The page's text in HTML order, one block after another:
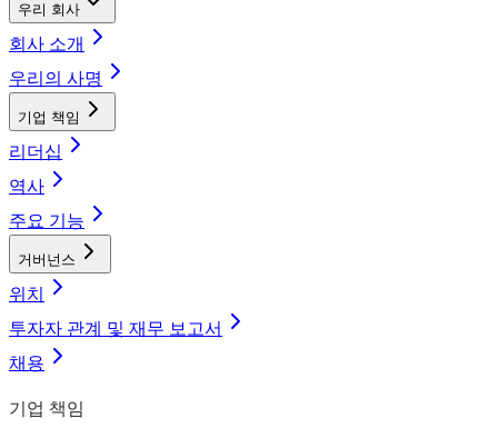
우리 회사
회사 소개
우리의 사명
기업 책임
리더십
역사
주요 기능
거버넌스
위치
투자자 관계 및 재무 보고서
채용
기업 책임